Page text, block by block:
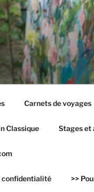
Carnets de voyages
Classique Stages et
confidentialité >>